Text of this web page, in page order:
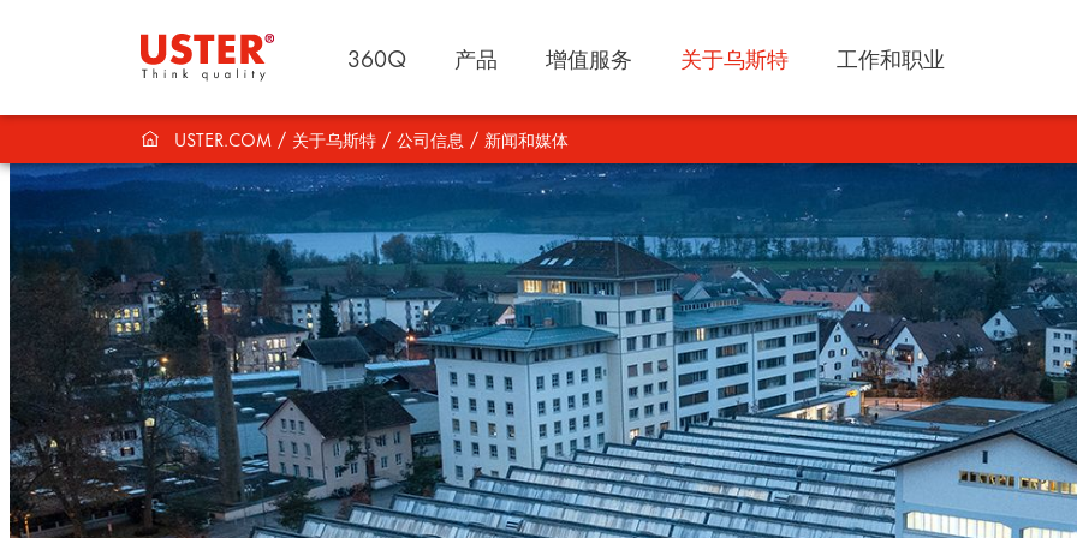
360Q 产品 增值服务 关于乌斯特 工作和职业
USTER.COM 关于乌斯特 公司信息 新闻和媒体